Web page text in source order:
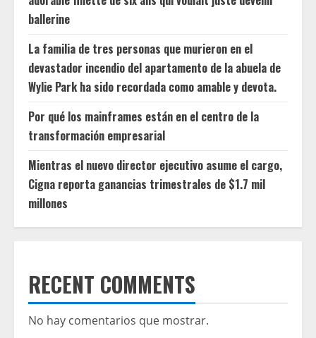
ballerine
La familia de tres personas que murieron en el
devastador incendio del apartamento de la abuela de
Wylie Park ha sido recordada como amable y devota.
Por qué los mainframes están en el centro de la
transformación empresarial
Mientras el nuevo director ejecutivo asume el cargo,
Cigna reporta ganancias trimestrales de $1.7 mil
millones
RECENT COMMENTS
No hay comentarios que mostrar.